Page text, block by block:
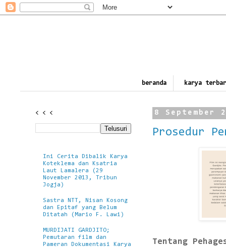
beranda karya
8 September
Prosedur
Tentang
< < <
Ini Cerita Dibalik Karya
Koteklema dan Ksatria
Laut Lamalera (29
November 2013, Tribun
Jogja)
Sastra NTT, Nisan Kosong
dan Epitaf yang Belum
Ditatah (Mario F. Lawi)
MURDIJATI GARDJITO;
Pemutaran film dan
Pameran Dokumentasi Karya